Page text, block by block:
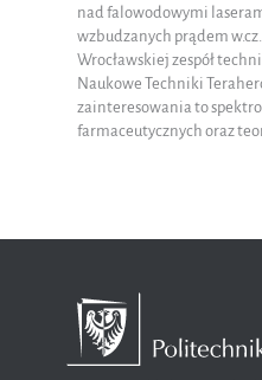
nad falowodowymi
wzbudzanych prądem
Wrocławskiej zespół
Naukowe Techniki
zainteresowania to
farmaceutycznych oraz